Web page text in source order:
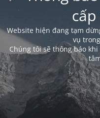
Website hiện đang tạm
vụ
Chúng tôi sẽ thông báo